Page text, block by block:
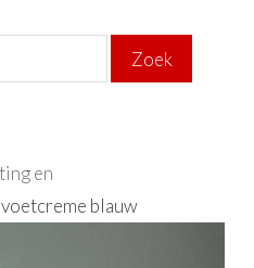
en
blauw